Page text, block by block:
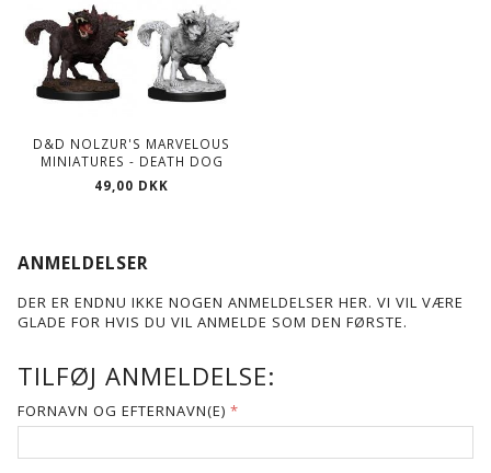
D&D NOLZUR'S MARVELOUS
MINIATURES - DEATH DOG
49,00 DKK
ANMELDELSER
DER ER ENDNU IKKE NOGEN ANMELDELSER HER. VI VIL VÆRE
GLADE FOR HVIS DU VIL ANMELDE SOM DEN FØRSTE.
TILFØJ ANMELDELSE:
FORNAVN OG EFTERNAVN(E)